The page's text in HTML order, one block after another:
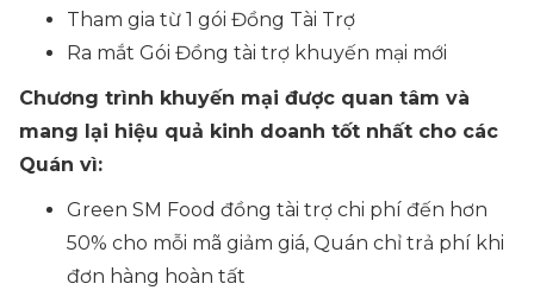
Tham gia từ 1 gói Đồng Tài Trợ
Ra mắt Gói Đồng tài trợ khuyến mại mới
Chương trình khuyến mại được quan tâm và
mang lại hiệu quả kinh doanh tốt nhất cho các
Quán vì:
Green SM Food đồng tài trợ chi phí đến hơn
50% cho mỗi mã giảm giá, Quán chỉ trả phí khi
đơn hàng hoàn tất